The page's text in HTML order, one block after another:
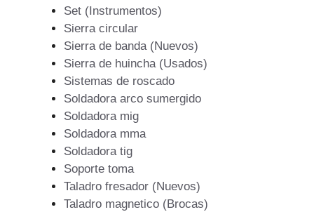
Set (Instrumentos)
Sierra circular
Sierra de banda (Nuevos)
Sierra de huincha (Usados)
Sistemas de roscado
Soldadora arco sumergido
Soldadora mig
Soldadora mma
Soldadora tig
Soporte toma
Taladro fresador (Nuevos)
Taladro magnetico (Brocas)